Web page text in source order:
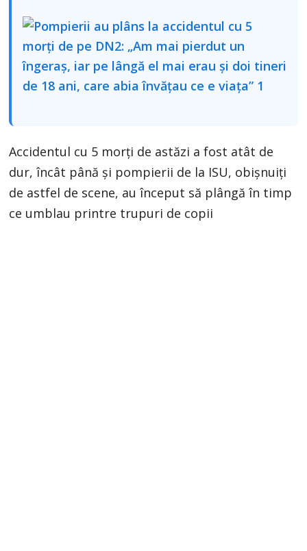
Accidentul cu 5 morți de astăzi a fost atât de
dur, încât până și pompierii de la ISU, obișnuiți
de astfel de scene, au început să plângă în timp
ce umblau printre trupuri de copii